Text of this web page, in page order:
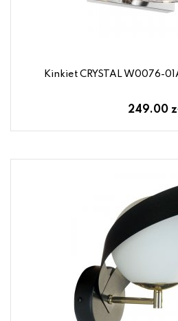
Kinkiet CRYSTAL W0076-
249.00